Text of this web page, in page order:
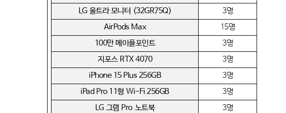
LG 울트라 모니터 (32GR75Q) 3명
AirPods Max
15명
100만 메이플포인트 3명
지포스RTX 4070 3명
iPhone 15 Plus 256GB
3명
iPad Pro 11형 Wi-Fi 256GB 3명
LG 그램 Pro 노트북 3명